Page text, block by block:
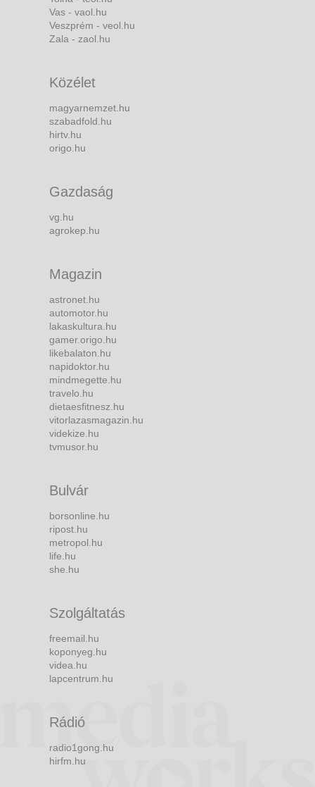
Vas - vaol.hu
Veszprém - veol.hu
Zala - zaol.hu
Közélet
magyarnemzet.hu
szabadfold.hu
hirtv.hu
origo.hu
Gazdaság
vg.hu
agrokep.hu
Magazin
astronet.hu
automotor.hu
lakaskultura.hu
gamer.origo.hu
likebalaton.hu
napidoktor.hu
mindmegette.hu
travelo.hu
dietaesfitnesz.hu
vitorlazasmagazin.hu
videkize.hu
tvmusor.hu
Bulvár
borsonline.hu
ripost.hu
metropol.hu
life.hu
she.hu
Szolgáltatás
freemail.hu
koponyeg.hu
videa.hu
lapcentrum.hu
Rádió
radio1gong.hu
hirfm.hu